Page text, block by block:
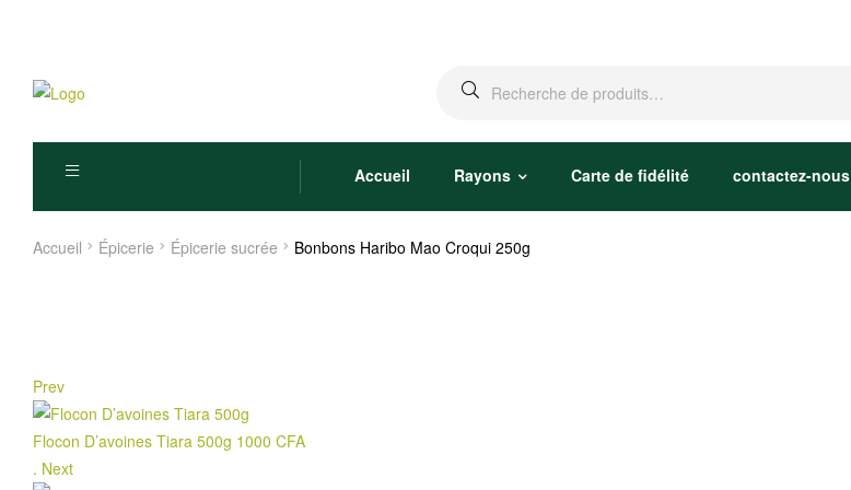
Recherche
Accueil Rayons Carte de fidélité contactez-nous
Accueil Épicerie Épicerie sucrée Bonbons Haribo Mao Croqui 250g
Prev
Flocon D’avoines Tiara 500g 1000 CFA
. Next